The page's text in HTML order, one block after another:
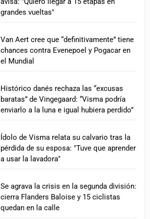
grandes vueltas"
Van Aert cree que “definitivamente” tiene
chances contra Evenepoel y Pogacar en
el Mundial
Histórico danés rechaza las “excusas
baratas” de Vingegaard: “Visma podría
enviarlo a la luna e igual hubiera perdido”
Ídolo de Visma relata su calvario tras la
pérdida de su esposa: "Tuve que aprender
a usar la lavadora"
Se agrava la crisis en la segunda división:
cierra Flanders Baloise y 15 ciclistas
quedan en la calle